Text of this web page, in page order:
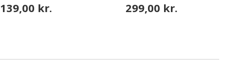
139,00 kr. 299,00 kr.